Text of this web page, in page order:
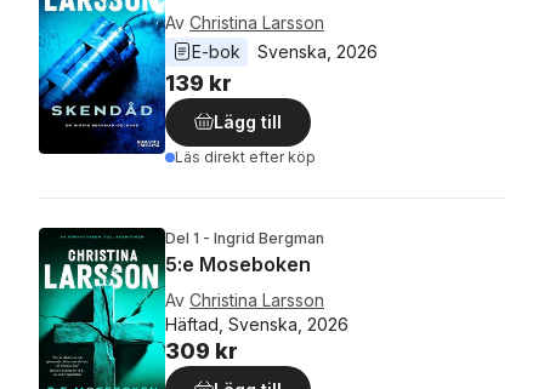
Av Christina Larsson
E-bok
Svenska 2026
139 kr
Lägg till
Läs direkt efter köp
Del 1 - Ingrid Bergman
5:e Moseboken
Av Christina Larsson
Häftad, Svenska, 2026
309 kr